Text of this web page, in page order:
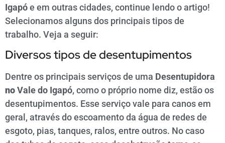
Igapóe em outras cidades, continue lendo o artigo!
Selecionamos alguns dos principais tipos de
trabalho. Veja a seguir:
Diversos tipos de desentupimentos
Dentre os principais serviços de uma Desentupidora
noVale do Igapó, como o próprio nome diz, estão os
desentupimentos. Esse serviço vale para canos em
geral, através do escoamento da água de redes de
esgoto, pias, tanques, ralos, entre outros. No caso